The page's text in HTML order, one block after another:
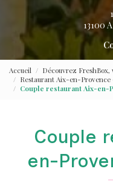
13100
Accueil
Découvrez
Restaurant Aix-en-Provence
Couple restaurant Aix-en-
Couple
en-